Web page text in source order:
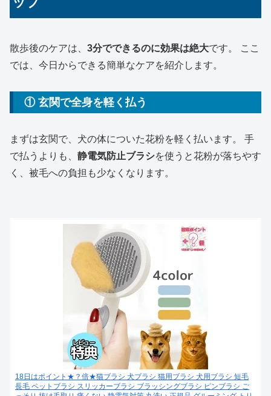
散歩後のケアは、 3分でできるのに効果は絶大です。 ここ
では、今日からできる簡単なケアを紹介します。
① 玄関で全身を軽く払う
まずは玄関で、犬の体についた花粉を軽く払います。 手
で払うよりも、 静電気防止ブラシを使うと花粉が落ちやす
く、被毛への負担も少なくなります。
18日はポイント★？倍★猫ブラシ 犬ブラシ 猫用ブラシ 犬用ブラシ 短毛
長毛 ペットブラシ スリッカーブラシ ブラッシングブラシ ピンブラシ ご